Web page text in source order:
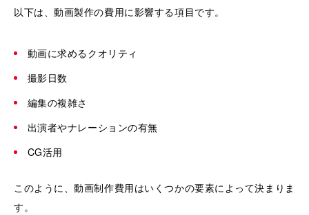
以下は、動画製作の費用に影響する項目です。
動画に求めるクオリティ
撮影日数
編集の複雑さ
出演者やナレーションの有無
CG活用
このように、動画制作費用はいくつかの要素によって決まりま
す。